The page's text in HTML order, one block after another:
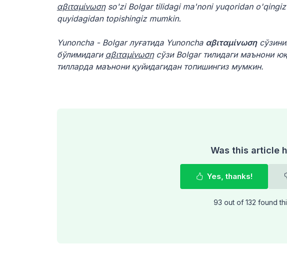
αβιταμίνωσηso'zi Bolgar tilidagi ma'noni yuqoridan o'qingiz
quyidagidan topishingiz mumkin.
Yunoncha - Bolgar луғатида Yunoncha αβιταμίνωση
бўлимидаги αβιταμίνωσηсўзи Bolgar тилидаги маънони
тилларда маънони қуйидагидан топишингиз мумкин.
Was this article
Yes, thanks!
93 out of 132 found